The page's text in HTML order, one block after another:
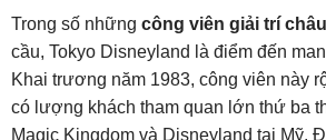
Trong số những công viên giải trí
cầu, Tokyo Disneyland là điểm đến
Khai trương năm 1983, công viên này
có lượng khách tham quan lớn thứ ba
Magic Kingdom và Disneyland tại Mỹ.